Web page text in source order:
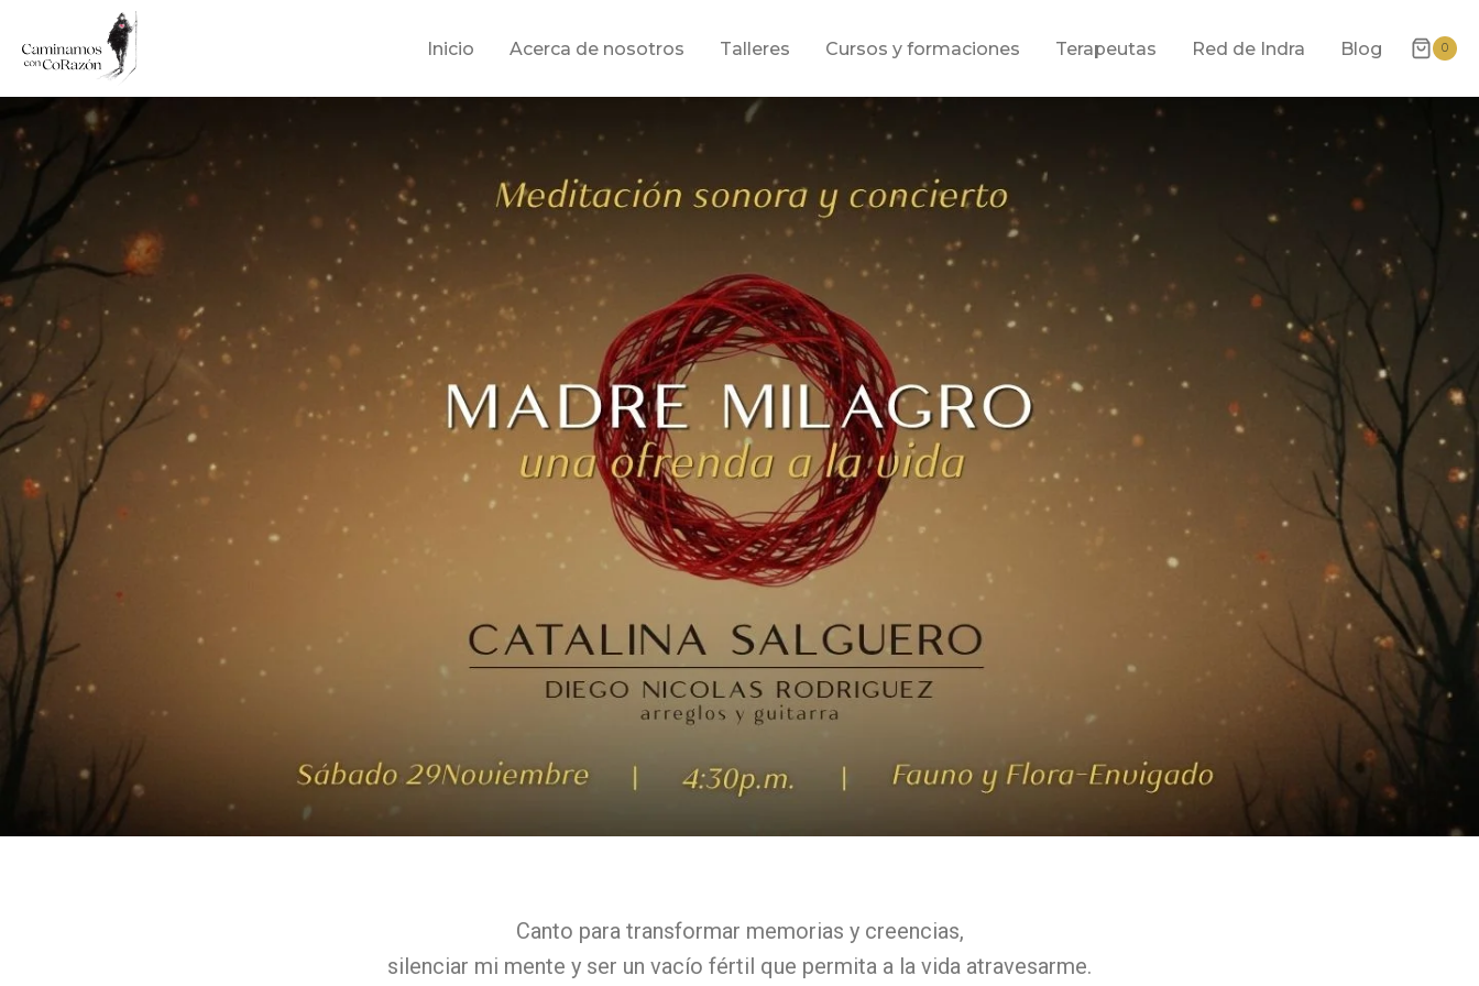
Inicio Acerca de nosotros Talleres Cursos y formaciones Terapeutas Red de Indra Blog 0
Canto para transformar memorias y creencias,
silenciar mi mente y ser un vacío fértil que permita a la vida atravesarme.